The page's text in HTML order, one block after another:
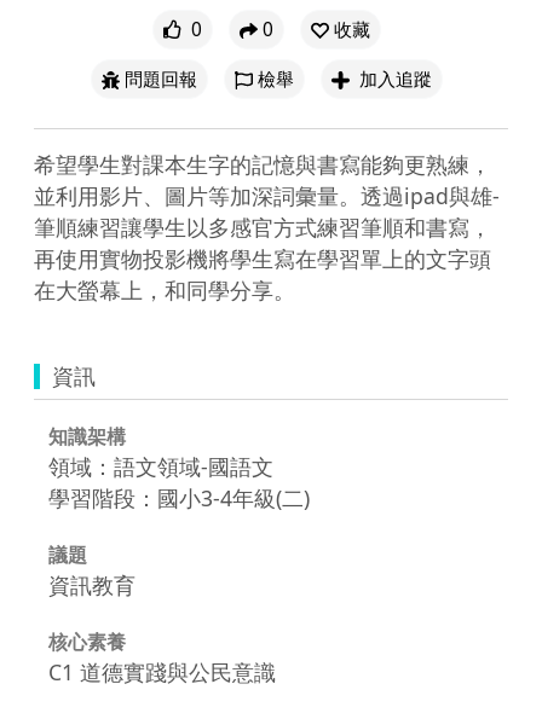
0 0
收藏
問題回報
檢舉 加入追蹤
希望學生對課本生字的記憶與書寫能夠更熟練，
並利用影片、圖片等加深詞彙量。透過ipad與雄-
筆順練習讓學生以多感官方式練習筆順和書寫，
再使用實物投影機將學生寫在學習單上的文字頭
在大螢幕上，和同學分享。
資訊
知識架構
領域：語文領域-國語文
學習階段：國小3-4年級(二)
議題
資訊教育
核心素養
C1 道德實踐與公民意識